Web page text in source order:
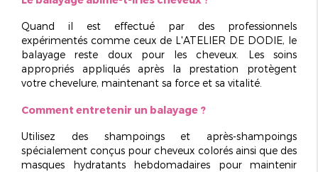
Quand il est effectué par des professionnels
expérimentés comme ceux de L'ATELIER DE DODIE, le
balayage reste doux pour les cheveux . Les soins
appropriés appliqués après la prestation protègent
votre chevelure, maintenant sa force et sa vitalité.
Comment entretenir un balayage ?
Utilisez des shampoings et après-shampoings
spécialement conçus pour cheveux colorés ainsi que des
masques hydratants hebdomadaires pour maintenir